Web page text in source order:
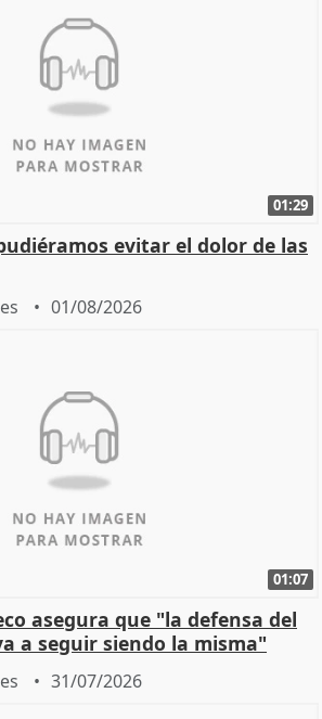
01:29
evitar el dolor de las
01/08/2026
01:07
asegura que "la defensa del
a seguir siendo la misma"
31/07/2026